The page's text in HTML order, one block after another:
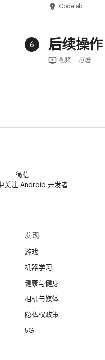
emoji_objects Codelab
6 后续操作
ondemand_video 视频 可选
微信
关注 Android 开发者
发现
游戏
机器学习
健康与健身
相机与媒体
隐私权政策
5G